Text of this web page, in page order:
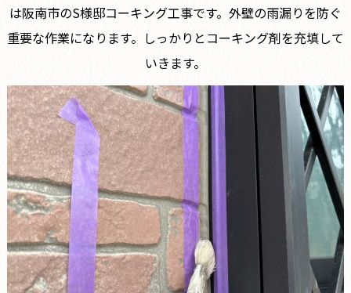
は阪南市のS様邸コーキング工事です。外壁の雨漏りを防ぐ
重要な作業になります。しっかりとコーキング剤を充填して
いきます。